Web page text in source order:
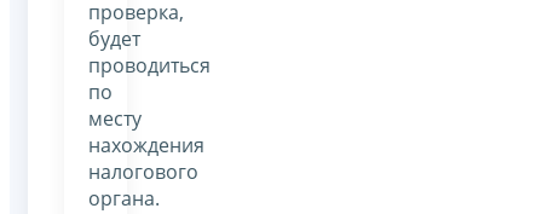
проверка,
будет
проводиться
по
месту
нахождения
налогового
органа.